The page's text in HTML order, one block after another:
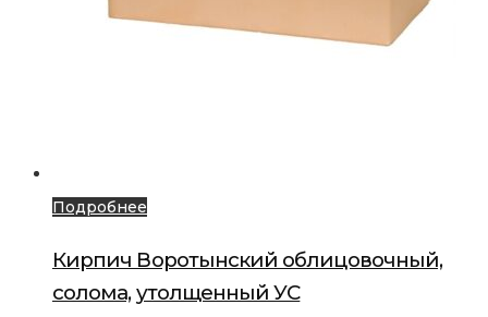
Подробнее
Кирпич Воротынский облицовочный,
солома, утолщенный УС